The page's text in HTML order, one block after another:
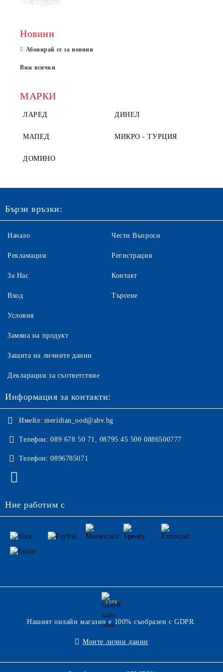
Новини
Абонирай се за новини
Виж всички
МАРКИ
ЛАРЕД ДИНЕЛ
МАПЕД МИКРО - ТУРЦИЯ
ДОМИНО
Бързи връзки:
Начало
Рекламации
За Нас
Вход
Чести Въпроси
Регистрация
Контакт
Търсене
Условия
Замяна на продукт
Защита на личните данни
Декларации за съответствие
Информация за контакти:
Имейл: meridian_ood@abv.bg
Телефон: 089 678 50 71, 08795 45 500 0886500777
Телефон: 0896785071
Ние работим с
GDPR
Нашият онлайн магазин е 100% съобразен с GDPR.
Моите лични данни